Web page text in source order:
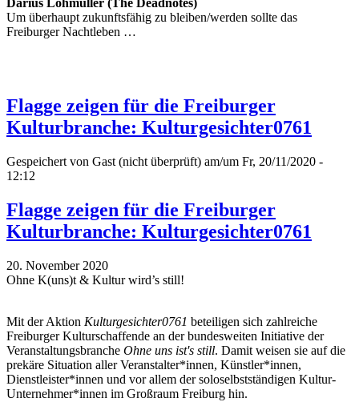
Darius Lohmüller (The Deadnotes)
Um überhaupt zukunftsfähig zu bleiben/werden sollte das
Freiburger Nachtleben …
Flagge zeigen für die Freiburger
Kulturbranche: Kulturgesichter0761
Gespeichert von Gast (nicht überprüft) am/um Fr, 20/11/2020 -
12:12
Flagge zeigen für die Freiburger
Kulturbranche: Kulturgesichter0761
20. November 2020
Ohne K(uns)t & Kultur wird’s still!
Mit der Aktion Kulturgesichter0761 beteiligen sich zahlreiche
Freiburger Kulturschaffende an der bundesweiten Initiative der
Veranstaltungsbranche Ohne uns ist's still. Damit weisen sie auf die
prekäre Situation aller Veranstalter*innen, Künstler*innen,
Dienstleister*innen und vor allem der soloselbstständigen Kultur-
Unternehmer*innen im Großraum Freiburg hin.